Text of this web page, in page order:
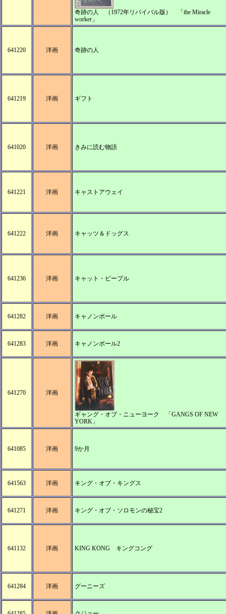
奇跡の人 （1972年リバイバル版） 「the Miracle
worker」
641220 洋画 奇跡の人
641219 洋画 ギフト
641020 洋画 きみに読む物語
641221 洋画 キャストアウェイ
641222 洋画 キャッツ＆ドッグス
641236 洋画 キャット・ピープル
641282 洋画 キャノンボール
641283 洋画 キャノンボール2
641270 洋画
ギャング・オブ・ニューヨーク 「GANGS OF NEW
YORK」
641085 洋画 9か月
641563 洋画 キング・オブ・キングス
641271 洋画 キング・オブ・ソロモンの秘宝2
641132 洋画 KING KONG キングコング
641284 洋画 グーニーズ